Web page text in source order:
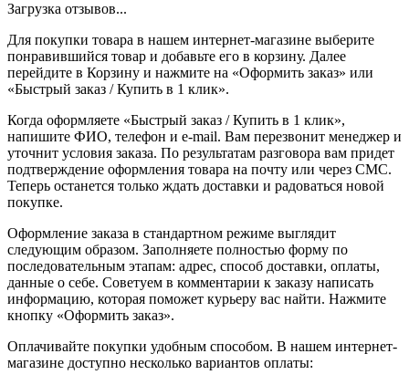
Загрузка отзывов...
Для покупки товара в нашем интернет-магазине выберите
понравившийся товар и добавьте его в корзину. Далее
перейдите в Корзину и нажмите на «Оформить заказ» или
«Быстрый заказ / Купить в 1 клик».
Когда оформляете «Быстрый заказ / Купить в 1 клик»,
напишите ФИО, телефон и e-mail. Вам перезвонит менеджер и
уточнит условия заказа. По результатам разговора вам придет
подтверждение оформления товара на почту или через СМС.
Теперь останется только ждать доставки и радоваться новой
покупке.
Оформление заказа в стандартном режиме выглядит
следующим образом. Заполняете полностью форму по
последовательным этапам: адрес, способ доставки, оплаты,
данные о себе. Советуем в комментарии к заказу написать
информацию, которая поможет курьеру вас найти. Нажмите
кнопку «Оформить заказ».
Оплачивайте покупки удобным способом. В нашем интернет-
магазине доступно несколько вариантов оплаты: